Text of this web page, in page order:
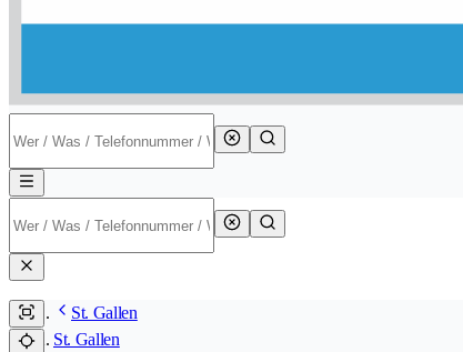
St. Gallen
St. Gallen